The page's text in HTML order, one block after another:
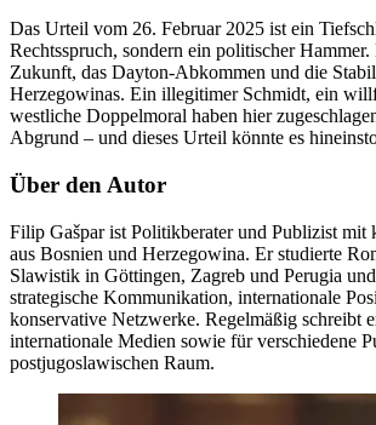
Das Urteil vom 26. Februar 2025 ist ein
Rechtsspruch, sondern ein politischer
Zukunft, das Dayton-Abkommen und die
Herzegowinas. Ein illegitimer Schmidt, ein
westliche Doppelmoral haben hier
Abgrund – und dieses Urteil könnte es
Über den Autor
Filip Gašpar ist Politikberater und Publizist mit
aus Bosnien und Herzegowina. Er studierte
Slawistik in Göttingen, Zagreb und Perugia
strategische Kommunikation, internationale
konservative Netzwerke. Regelmäßig schreibt
internationale Medien sowie für verschiedene
postjugoslawischen Raum.